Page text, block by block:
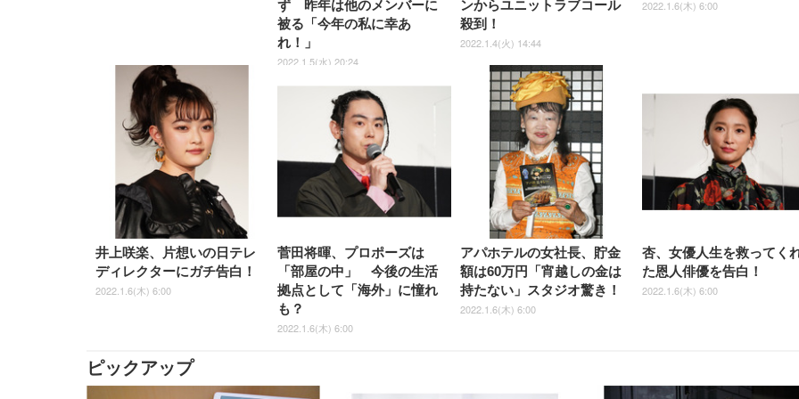
ず 昨年は他のメンバーに
被る「今年の私に幸あ
れ！」
2022.1.5(水) 20:24
ンからユニットラブコール
殺到！
2022.1.4(火) 14:44
2022.1.6(木) 6:00
井上咲楽、片想いの日テレ
ディレクターにガチ告白！
2022.1.6(木) 6:00
菅田将暉、プロポーズは
「部屋の中」 今後の生活
拠点として「海外」に憧れ
も？
2022.1.6(木) 6:00
アパホテルの女社長、貯金
額は60万円「宵越しの金は
持たない」スタジオ驚き！
2022.1.6(木) 6:00
杏、女優人生を救ってく
た恩人俳優を告白！
2022.1.6(木) 6:00
ピックアップ